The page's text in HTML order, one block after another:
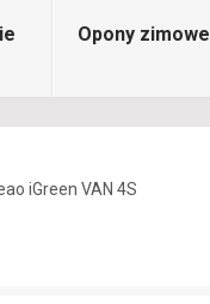
Opony zimowe
iGreen VAN 4S